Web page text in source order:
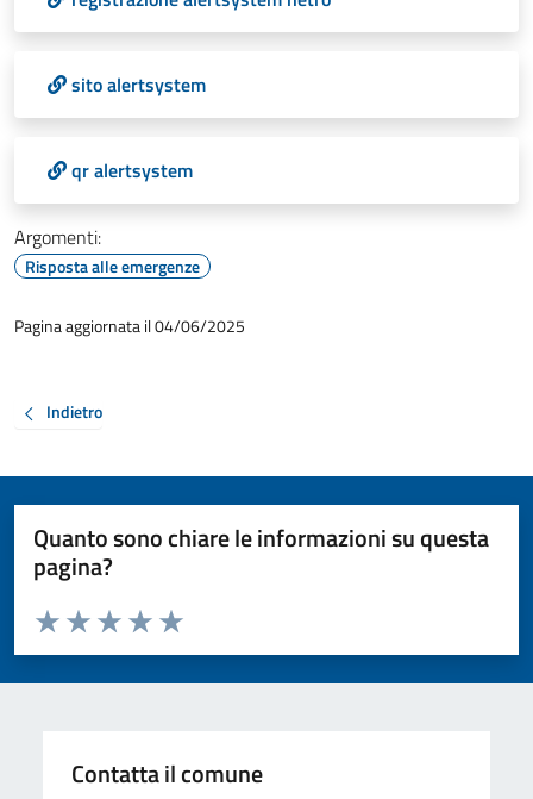
sito alertsystem
qr alertsystem
Argomenti:
Risposta alle emergenze
Pagina aggiornata il 04/06/2025
Indietro
Quanto sono chiare le informazioni su questa
pagina?
Valuta da 1 a 5 stelle la pagina
Valuta 5 stelle su 5
Valuta 4 stelle su 5
Valuta 3 stelle su 5
Valuta 2 stelle su 5
Valuta 1 stelle su 5
Contatta il comune